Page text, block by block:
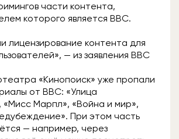
части контента,
которого является BBC.
лицензирование контента для
— из заявления BBC
«Кинопоиск» уже пропали
от BBC: «Улица
Марпл», «Война и мир»,
При этом часть
— например, через